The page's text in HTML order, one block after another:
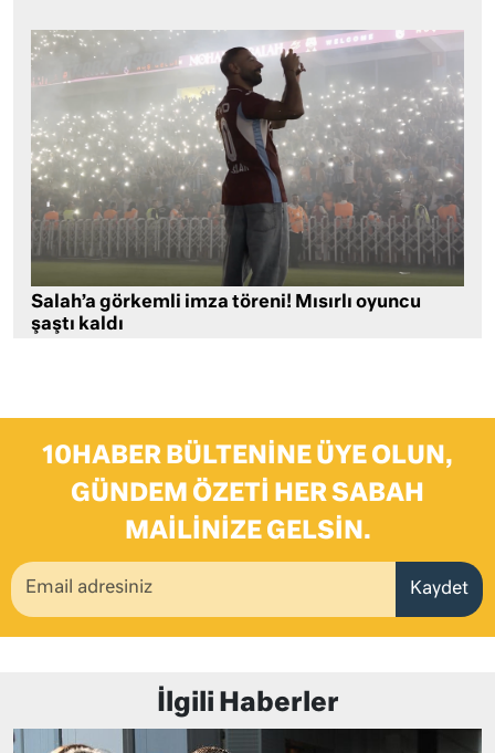
Salah’a görkemli imza töreni! Mısırlı oyuncu
şaştı kaldı
10HABER BÜLTENINE ÜYE OLUN,
GÜNDEM ÖZETI HER SABAH
MAILINIZE GELSIN.
Kaydet
İlgili Haberler